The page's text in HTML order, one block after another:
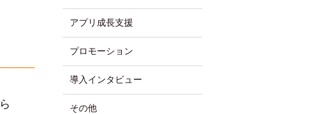
アプリ成長支援
プロモーション
導入インタビュー
その他